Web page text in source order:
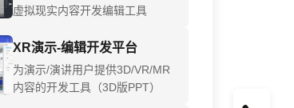
虚拟现实内容开发编辑工具
XR演示-编辑开发平台
为演示/演讲用户提供3D/VR/MR
内容的开发工具（3D版PPT）